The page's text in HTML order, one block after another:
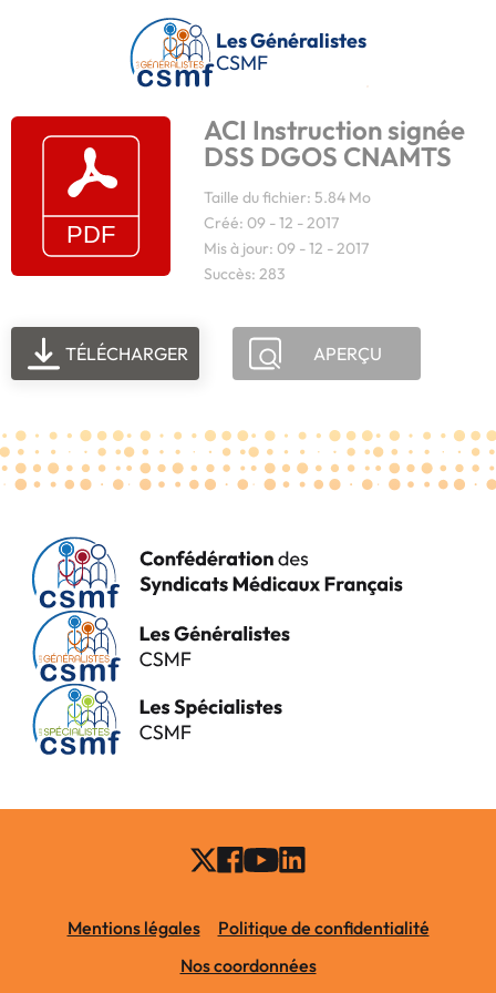
Passer au contenu principal
Les Généralistes
CSMF
ACI Instruction signée
DSS DGOS CNAMTS
Taille du fichier: 5.84 Mo
Créé: 09 - 12 - 2017
Mis à jour: 09 - 12 - 2017
Succès: 283
TÉLÉCHARGER APERÇU
Mentions légales
Politique de confidentialité
Nos coordonnées